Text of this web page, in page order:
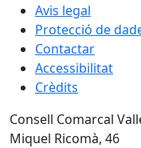
Avis legal
Protecció de
Contactar
Accessibilitat
Crèdits
Consell Comarcal
Miquel Ricomà, 46